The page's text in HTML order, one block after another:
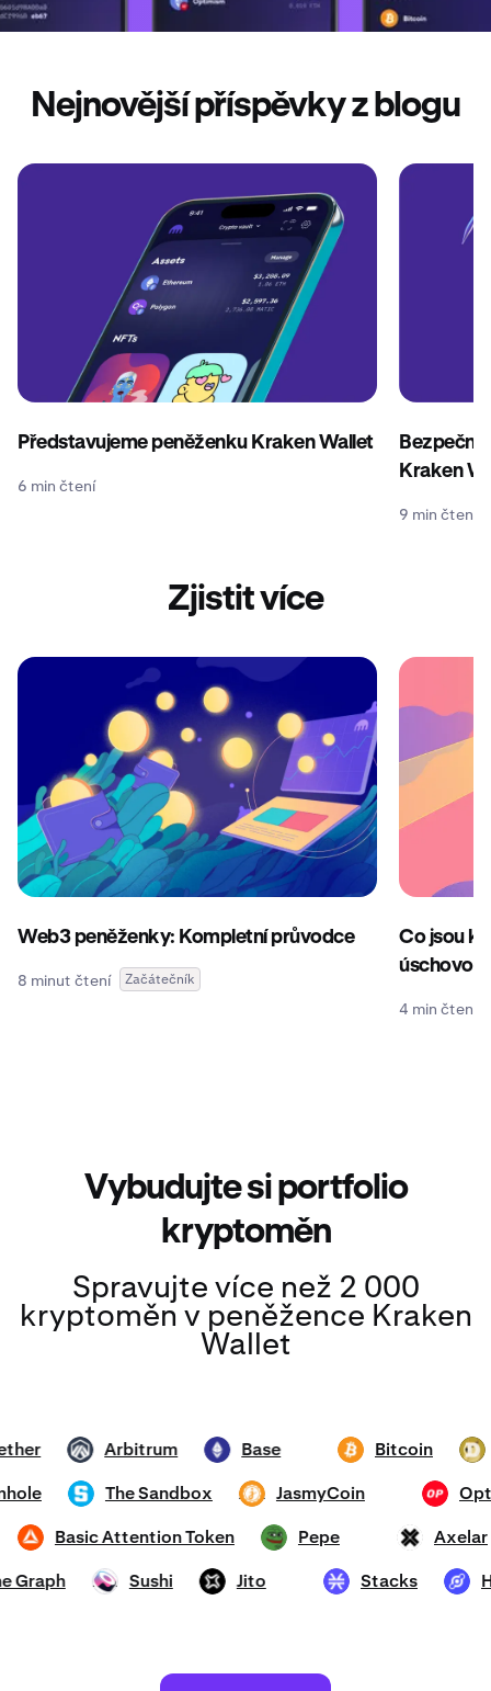
Nejnovější příspěvky z blogu
Představujeme peněženku Kraken Wallet
6 min čtení
Kraken
9 min čtení
Zjistit více
Web3 peněženky: Kompletní průvodce
8 minut čtení Začátečník
Co jsou
úschovou
4 min čtení
Vybudujte si portfolio
kryptoměn
Spravujte více než 2 000
kryptoměn v peněžence Kraken
Wallet
BTC Bitcoin
Tether ARB Arbitrum ETH Base
OP
SAND The Sandbox JASMY JasmyCoin
AXL
BAT Basic Attention Token PEPE Pepe
STX Stacks HNT
The Graph SUSHI Sushi JTO Jito